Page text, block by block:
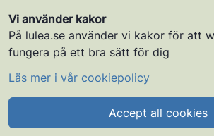
Vi använder kakor
På lulea.se använder vi kakor för att
fungera på ett bra sätt för dig
Läs mer i vår cookiepolicy
Accept all cookies